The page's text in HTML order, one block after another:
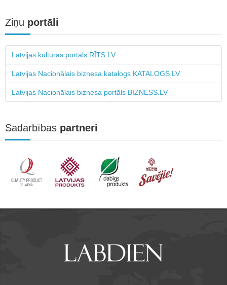
Ziņu portāli
Latvijas kultūras portāls RĪTS.LV
Latvijas Nacionālais biznesa katalogs KATALOGS.LV
Latvijas Nacionālais biznesa portāls BIZNESS.LV
Sadarbības partneri